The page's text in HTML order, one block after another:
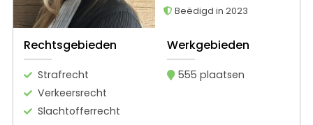
Beëdigd in 2023
Rechtsgebieden
Strafrecht
Verkeersrecht
Slachtofferrecht
Werkgebieden
555 plaatsen